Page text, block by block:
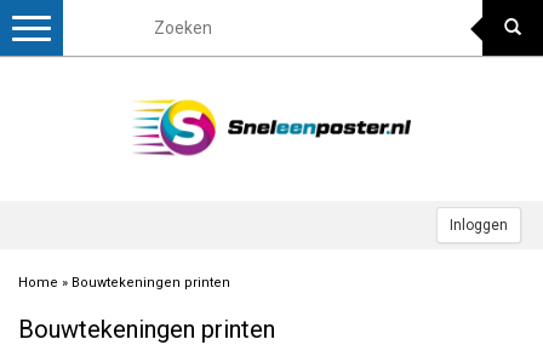
Inloggen
Toggle
Home » Bouwtekeningen printen
Bouwtekeningen printen